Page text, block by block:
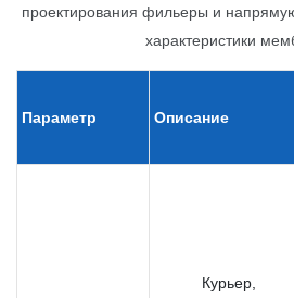
проектирования фильеры и
характеристики
Параметр Описание
Курьер,